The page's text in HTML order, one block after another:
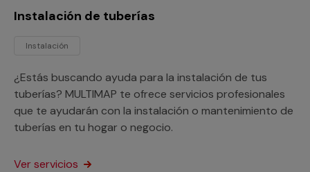
Instalación de tuberías
Instalación
¿Estás buscando ayuda para la instalación de tus
tuberías? MULTIMAP te ofrece servicios profesionales
que te ayudarán con la instalación o mantenimiento de
tuberías en tu hogar o negocio.
Ver servicios